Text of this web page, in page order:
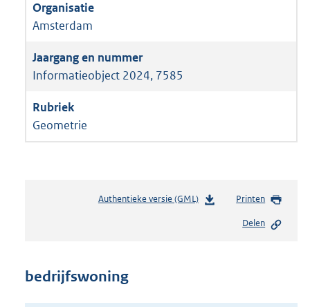
Amsterdam
Informatieobject 2024, 7585
Geometrie
Authentieke versie (GML)b
s
Printen
Delen
bedrijfswoning